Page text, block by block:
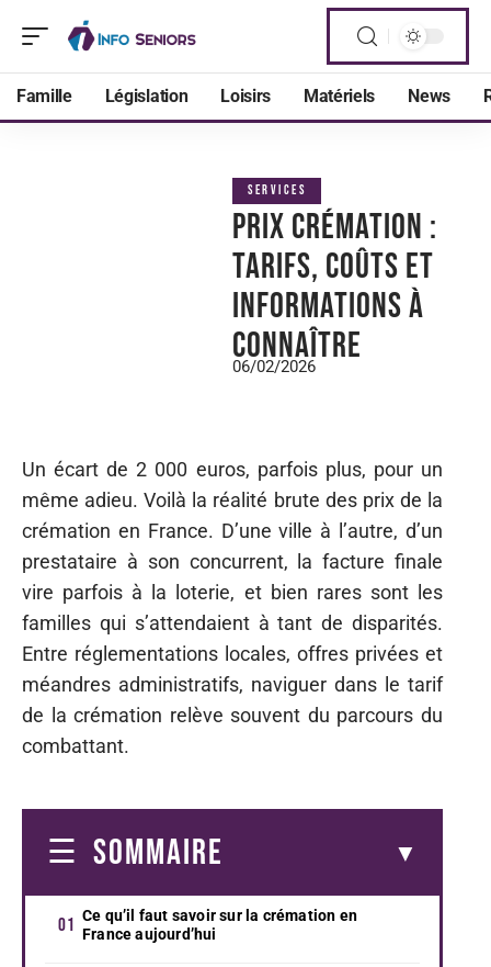
Famille Législation Loisirs Matériels News
SERVICES
Prix crémation :
tarifs, coûts et
informations à
connaître
06/02/2026
Un écart de 2 000 euros, parfois plus, pour un
même adieu. Voilà la réalité brute des prix de la
crémation en France. D’une ville à l’autre, d’un
prestataire à son concurrent, la facture finale
vire parfois à la loterie, et bien rares sont les
familles qui s’attendaient à tant de disparités.
Entre réglementations locales, offres privées et
méandres administratifs, naviguer dans le tarif
de la crémation relève souvent du parcours du
combattant.
SOMMAIRE
Ce qu’il faut savoir sur la crémation en
France aujourd’hui